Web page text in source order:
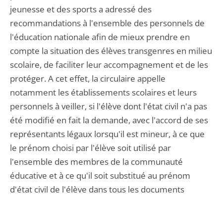
jeunesse et des sports a adressé des
recommandations à l'ensemble des personnels de
l'éducation nationale afin de mieux prendre en
compte la situation des élèves transgenres en milieu
scolaire, de faciliter leur accompagnement et de les
protéger. A cet effet, la circulaire appelle
notamment les établissements scolaires et leurs
personnels à veiller, si l'élève dont l'état civil n'a pas
été modifié en fait la demande, avec l'accord de ses
représentants légaux lorsqu'il est mineur, à ce que
le prénom choisi par l'élève soit utilisé par
l'ensemble des membres de la communauté
éducative et à ce qu'il soit substitué au prénom
d'état civil de l'élève dans tous les documents